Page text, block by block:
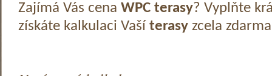
Zajímá Vás cena WPC terasy? Vyplňte
získáte kalkulaci Vaší terasyzcela